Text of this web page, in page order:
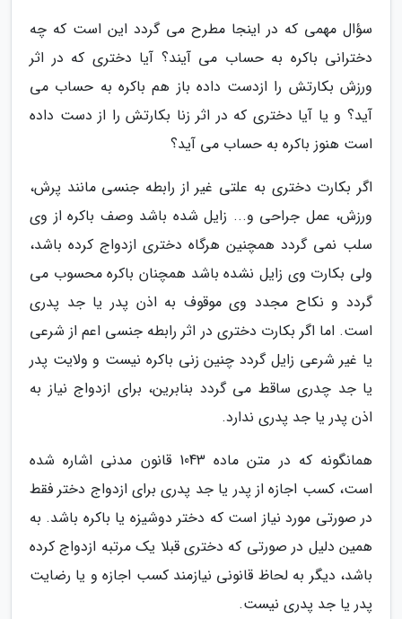
سؤال مهمی که در اینجا مطرح می گردد این است که چه
دخترانی باکره به حساب می آیند؟ آیا دختری که در اثر
ورزش بکارتش را ازدست داده باز هم باکره به حساب می
آید؟ و یا آیا دختری که در اثر زنا بکارتش را از دست داده
است هنوز باکره به حساب می آید؟
اگر بکارت دختری به علتی غیر از رابطه جنسی مانند پرش،
ورزش، عمل جراحی و... زایل شده باشد وصف باکره از وی
سلب نمی گردد همچنین هرگاه دختری ازدواج کرده باشد،
ولی بکارت وی زایل نشده باشد همچنان باکره محسوب می
گردد و نکاح مجدد وی موقوف به اذن پدر یا جد پدری
است. اما اگر بکارت دختری در اثر رابطه جنسی اعم از شرعی
یا غیر شرعی زایل گردد چنین زنی باکره نیست و ولایت پدر
یا جد چدری ساقط می گردد بنابرین، برای ازدواج نیاز به
اذن پدر یا جد پدری ندارد.
همانگونه که در متن ماده 1043 قانون مدنی اشاره شده
است، کسب اجازه از پدر یا جد پدری برای ازدواج دختر فقط
در صورتی مورد نیاز است که دختر دوشیزه یا باکره باشد. به
همین دلیل در صورتی که دختری قبلا یک مرتبه ازدواج کرده
باشد، دیگر به لحاظ قانونی نیازمند کسب اجازه و یا رضایت
پدر یا جد پدری نیست.